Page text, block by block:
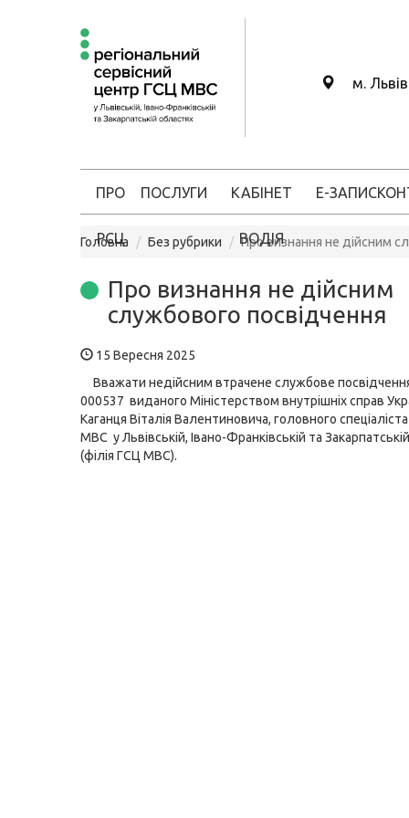
м.
ПРО
РСЦ
ПОСЛУГИ КАБІНЕТ
ВОДІЯ
Е-ЗАПИС
Головна Без рубрики Про визнання не дійсним
Про визнання не дійсним
службового посвідчення
15 Вересня 2025
Вважати недійсним втрачене службове посвідчення
000537 виданого Міністерством внутрішніх справ
Каганця Віталія Валентиновича, головного
МВС у Львівській, Івано-Франківській та
(філія ГСЦ МВС).